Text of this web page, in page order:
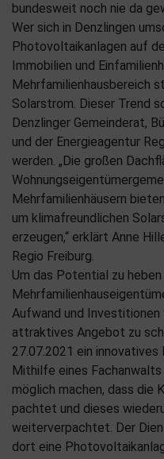
bundesweit noch nie da
Wer sich in Denzlingen
Photovoltaikanlagen auf
Immobilien und
Mehrfamilienhausbereich
Solarstrom. Dieser Trend
Denzlinger Gemeinderat,
und der Energieagentur
werden. „Die großen
Mehrfamilienhäusern
um klimafreundlichen
erzeugen,“ erklärt Anne
Regio Freiburg.
Um das Potential zu
Aufwand und Investitionen
attraktives Angebot zu
27.07.2021 ein
Mithilfe eines
möglich machen, dass die
pachtet und dieses
weiterverpachtet. Der
dort eine